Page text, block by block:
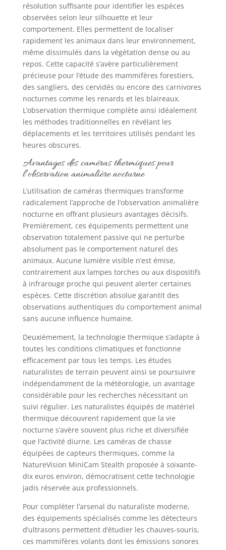
résolution suffisante pour identifier les espèces
observées selon leur silhouette et leur
comportement. Elles permettent de localiser
rapidement les animaux dans leur environnement,
même dissimulés dans la végétation dense ou au
repos. Cette capacité s’avère particulièrement
précieuse pour l’étude des mammifères forestiers,
des sangliers, des cervidés ou encore des carnivores
nocturnes comme les renards et les blaireaux.
L’observation thermique complète ainsi idéalement
les méthodes traditionnelles en révélant les
déplacements et les territoires utilisés pendant les
heures obscures.
Avantages des caméras thermiques pour
l’observation animalière nocturne
L’utilisation de caméras thermiques transforme
radicalement l’approche de l’observation animalière
nocturne en offrant plusieurs avantages décisifs.
Premièrement, ces équipements permettent une
observation totalement passive qui ne perturbe
absolument pas le comportement naturel des
animaux. Aucune lumière visible n’est émise,
contrairement aux lampes torches ou aux dispositifs
à infrarouge proche qui peuvent alerter certaines
espèces. Cette discrétion absolue garantit des
observations authentiques du comportement animal
sans aucune influence humaine.
Deuxièmement, la technologie thermique s’adapte à
toutes les conditions climatiques et fonctionne
efficacement par tous les temps. Les études
naturalistes de terrain peuvent ainsi se poursuivre
indépendamment de la météorologie, un avantage
considérable pour les recherches nécessitant un
suivi régulier. Les naturalistes équipés de matériel
thermique découvrent rapidement que la vie
nocturne s’avère souvent plus riche et diversifiée
que l’activité diurne. Les caméras de chasse
équipées de capteurs thermiques, comme la
NatureVision MiniCam Stealth proposée à soixante-
dix euros environ, démocratisent cette technologie
jadis réservée aux professionnels.
Pour compléter l’arsenal du naturaliste moderne,
des équipements spécialisés comme les détecteurs
d’ultrasons permettent d’étudier les chauves-souris,
ces mammifères volants dont les émissions sonores